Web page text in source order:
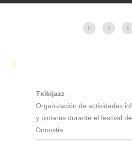
Txikijazz
Organización de actividades
y pintaras durante el festival
Donostia.